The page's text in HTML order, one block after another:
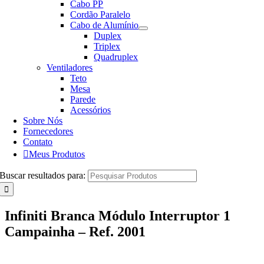
Cabo PP
Cordão Paralelo
Cabo de Alumínio
Duplex
Triplex
Quadruplex
Ventiladores
Teto
Mesa
Parede
Acessórios
Sobre Nós
Fornecedores
Contato
Meus Produtos
Buscar resultados para:
Infiniti Branca Módulo Interruptor 1
Campainha – Ref. 2001